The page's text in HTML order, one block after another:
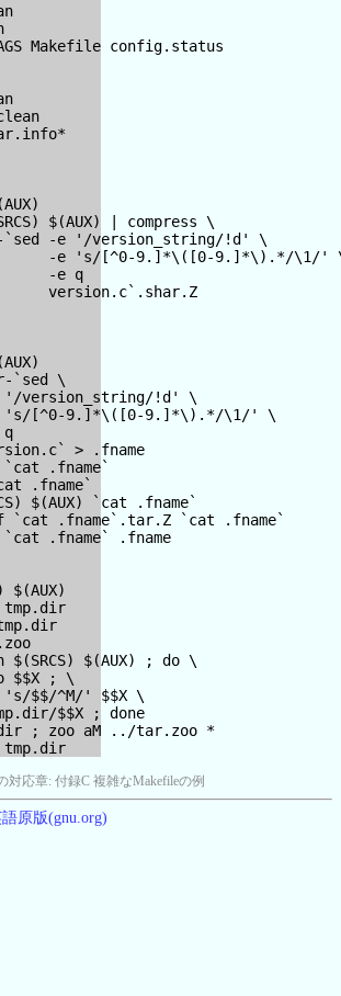
Makefile config.status
$(AUX) | compress \
-e '/version_string/!d' \
-e 's/[^0-9.]*\([0-9.]*\).*/\1/'
-e q
version.c`.shar.Z
`sed \
version_string/!d' \
[^0-9.]*\([0-9.]*\).*/\1/' \
q
> .fname
.fname`
.fname`
$(AUX) `cat .fname`
`cat .fname`.tar.Z `cat .fname`
.fname` .fname
$(AUX)
tmp.dir
$(SRCS) $(AUX) ; do \
$$X ; \
$$/^M/' $$X \
$$X ; done
; zoo aM ../tar.zoo *
対応章: 付録C 複雑なMakefileの例
原版(gnu.org)